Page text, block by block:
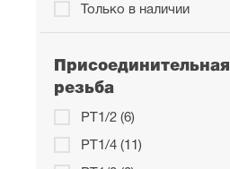
Только в наличии
Присоединительная
резьба
PT1/2 (6)
PT1/4 (11)